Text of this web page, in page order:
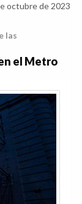
octubre de 2023
las
el Metro